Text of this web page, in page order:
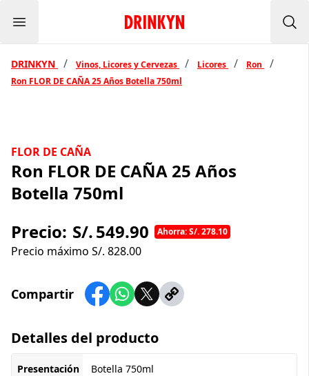
Menu Inicio Drinkyn
DRINKYN / Vinos, Licores y Cervezas / Licores / Ron /
Ron FLOR DE CAÑA 25 Años Botella 750ml
FLOR DE CAÑA
Ron FLOR DE CAÑA 25 Años
Botella 750ml
Precio: S/.549.90 Ahorra: S/. 278.10
Precio máximo S/. 828.00
Compartir
Detalles del producto
Presentación Botella 750ml